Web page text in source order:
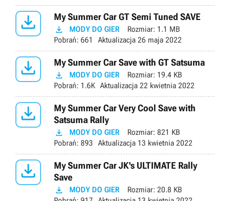
 My Summer Car GT Semi Tuned SAVE
 MODY DO GIER Rozmiar: 1.1 MB
Pobrań: 661 Aktualizacja 26 maja 2022
 My Summer Car Save with GT Satsuma
 MODY DO GIER Rozmiar: 19.4 KB
Pobrań: 1.6K Aktualizacja 22 kwietnia 2022

My Summer Car Very Cool Save with
Satsuma Rally
 MODY DO GIER Rozmiar: 821 KB
Pobrań: 893 Aktualizacja 13 kwietnia 2022

My Summer Car JK's ULTIMATE Rally
Save
 MODY DO GIER Rozmiar: 20.8 KB